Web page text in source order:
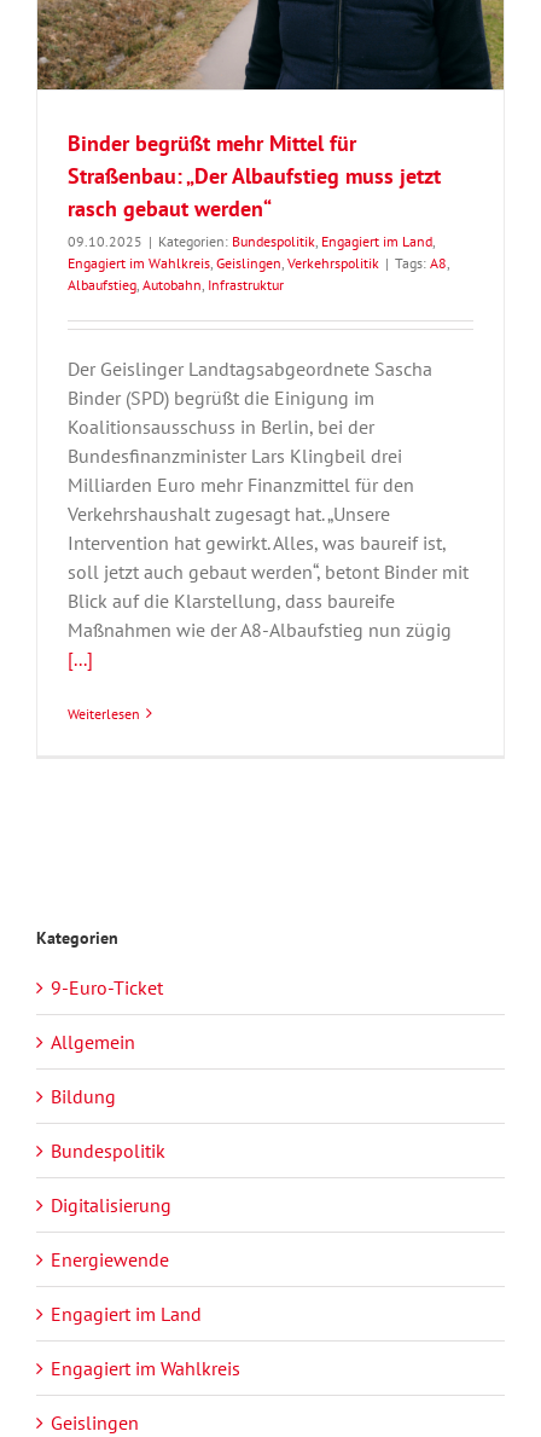
Binder begrüßt mehr Mittel für
Straßenbau: „Der Albaufstieg muss jetzt
rasch gebaut werden“
09.10.2025 | Kategorien: Bundespolitik Engagiert im Land
Engagiert im Wahlkreis Geislingen Verkehrspolitik | Tags: A8
Albaufstieg Autobahn Infrastruktur
Der Geislinger Landtagsabgeordnete Sascha
Binder (SPD) begrüßt die Einigung im
Koalitionsausschuss in Berlin, bei der
Bundesfinanzminister Lars Klingbeil drei
Milliarden Euro mehr Finanzmittel für den
Verkehrshaushalt zugesagt hat. „Unsere
Intervention hat gewirkt. Alles, was baureif ist,
soll jetzt auch gebaut werden“, betont Binder mit
Blick auf die Klarstellung, dass baureife
Maßnahmen wie der A8-Albaufstieg nun zügig
[...]
Weiterlesen
Kategorien
9-Euro-Ticket
Allgemein
Bildung
Bundespolitik
Digitalisierung
Energiewende
Engagiert im Land
Engagiert im Wahlkreis
Geislingen